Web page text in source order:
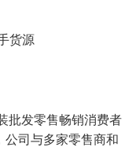
批发零售畅销消费者
公司与多家零售商和